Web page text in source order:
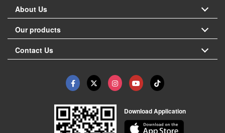
About Us
Our products
Contact Us
Download Application